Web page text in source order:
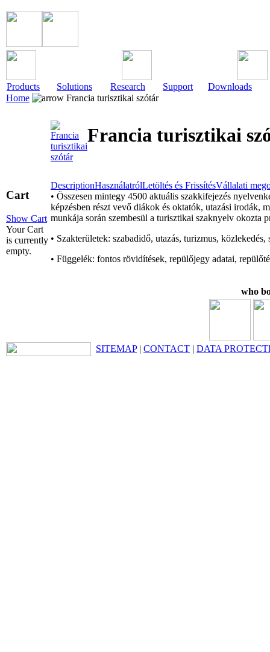
Products Solutions Research Support
Downloads
Home
Francia turisztikai szótár
Cart
Show Cart
Your Cart
is currently
empty.
Francia turisztikai
DescriptionHasználatrólLetöltés és FrissítésVállalati
• Összesen mintegy 4500 aktuális szakkifejezés
képzésben részt vevő diákok és oktatók, utazási
munkája során szembesül a turisztikai szaknyelv okozta
• Szakterületek: szabadidő, utazás, turizmus, közlekedés,
• Függelék: fontos rövidítések, repülőjegy adatai,
who
SITEMAP| CONTACT | DATA